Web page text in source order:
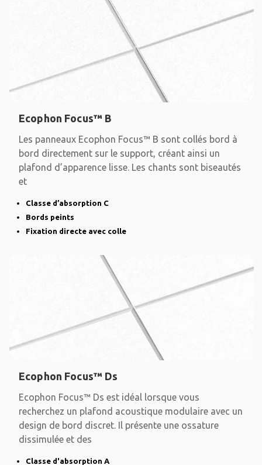
Ecophon Focus™ B
Les panneaux Ecophon Focus™ B sont collés bord à
bord directement sur le support, créant ainsi un
plafond d’apparence lisse. Les chants sont biseautés
et
Classe d’absorption C
Bords peints
Fixation directe avec colle
Ecophon Focus™ Ds
Ecophon Focus™ Ds est idéal lorsque vous
recherchez un plafond acoustique modulaire avec un
design de bord discret. Il présente une ossature
dissimulée et des
Classe d'absorption A